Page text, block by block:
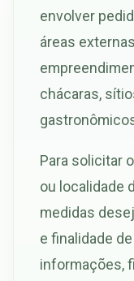
envolver
áreas
chácaras,
Para solicitar
ou localidade
medidas
e finalidade
informações,